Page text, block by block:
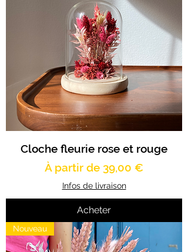
Cloche fleurie rose et rouge
À partir de 39,00 €
Prix promotionnel
Infos de livraison
Acheter
Nouveau